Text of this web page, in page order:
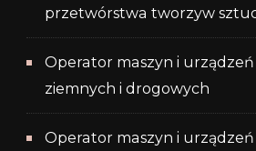
przetwórstwa tworzyw
Operator maszyn i
ziemnych i drogowych
Operator maszyn i urządzeń